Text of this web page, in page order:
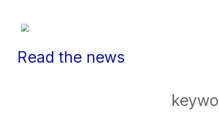
Read the news